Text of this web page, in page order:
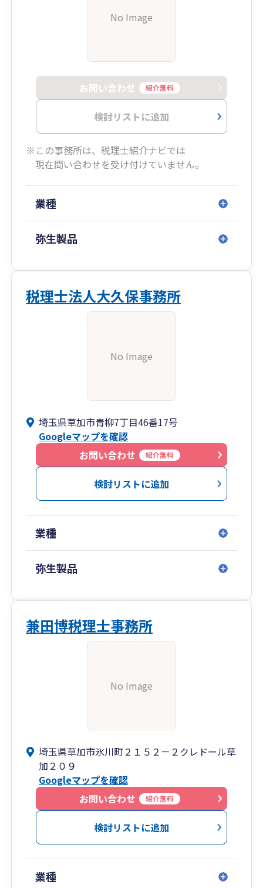
No Image
お問い合わせ 紹介無料
検討リストに追加
※この事務所は、税理士紹介ナビでは
現在問い合わせを受け付けていません。
業種
弥生製品
税理士法人大久保事務所
No Image
埼玉県草加市青柳7丁目46番17号
Googleマップを確認
お問い合わせ
紹介無料
検討リストに追加
業種
弥生製品
兼田博税理士事務所
No Image
埼玉県草加市氷川町２１５２－２クレドール草
加２０９
Googleマップを確認
お問い合わせ
紹介無料
検討リストに追加
業種